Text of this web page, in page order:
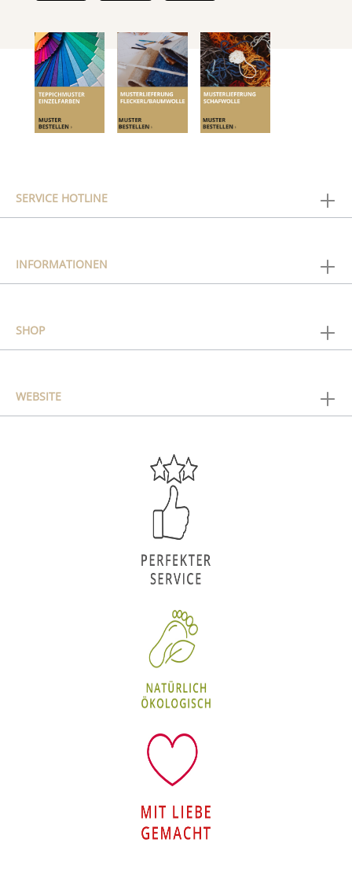
SERVICE HOTLINE
INFORMATIONEN
SHOP
WEBSITE